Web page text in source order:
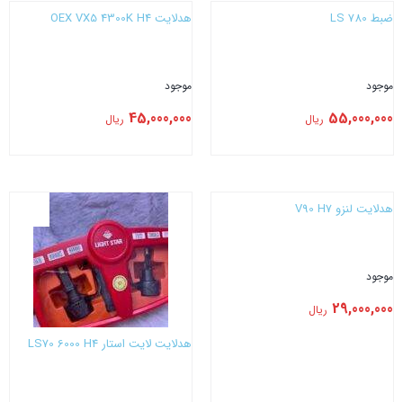
ضبط LS 780
موجود
55,000,000 ریال
هدلایت CONOEX VX5 4300K H4
موجود
45,000,000 ریال
هدلایت لنزو V90 H7
موجود
29,000,000 ریال
هدلایت لایت استار LS70 6000 H4